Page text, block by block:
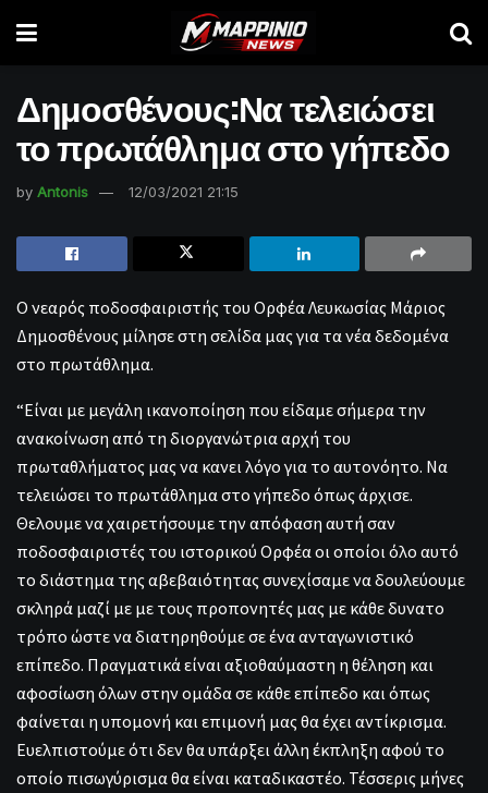
Δημοσθένους:Να τελειώσει
το πρωτάθλημα στο γήπεδο
by Antonis 12/03/2021 21:15
Ο νεαρός ποδοσφαιριστής του Ορφέα Λευκωσίας Μάριος
Δημοσθένους μίλησε στη σελίδα μας για τα νέα δεδομένα
στο πρωτάθλημα.
“Είναι με μεγάλη ικανοποίηση που είδαμε σήμερα την
ανακοίνωση από τη διοργανώτρια αρχή του
πρωταθλήματος μας να κανει λόγο για το αυτονόητο. Να
τελειώσει το πρωτάθλημα στο γήπεδο όπως άρχισε.
Θελουμε να χαιρετήσουμε την απόφαση αυτή σαν
ποδοσφαιριστές του ιστορικού Ορφέα οι οποίοι όλο αυτό
το διάστημα της αβεβαιότητας συνεχίσαμε να δουλεύουμε
σκληρά μαζί με με τους προπονητές μας με κάθε δυνατο
τρόπο ώστε να διατηρηθούμε σε ένα ανταγωνιστικό
επίπεδο. Πραγματικά είναι αξιοθαύμαστη η θέληση και
αφοσίωση όλων στην ομάδα σε κάθε επίπεδο και όπως
φαίνεται η υπομονή και επιμονή μας θα έχει αντίκρισμα.
Ευελπιστούμε ότι δεν θα υπάρξει άλλη έκπληξη αφού το
οποίο πισωγύρισμα θα είναι καταδικαστέο. Τέσσερις μήνες